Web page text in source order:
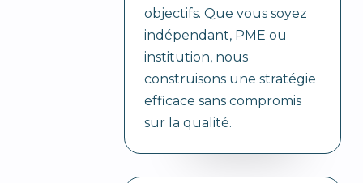
objectifs. Que vous soyez
indépendant, PME ou
institution, nous
construisons une stratégie
efficace sans compromis
sur la qualité.